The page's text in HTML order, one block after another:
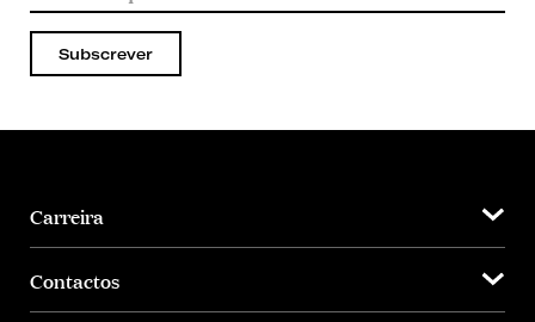
Subscrever
Carreira
Contactos